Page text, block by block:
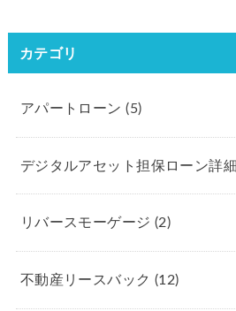
カテゴリ
アパートローン(5)
デジタルアセット担保ローン詳
リバースモーゲージ (2)
不動産リースバック (12)